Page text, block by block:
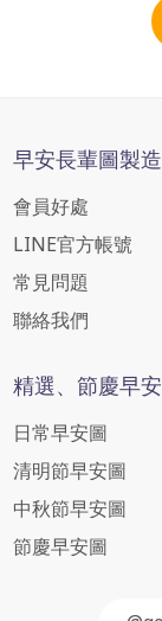
早安長輩圖製
會員好處
LINE官方帳號
常見問題
聯絡我們
精選、節慶早
日常早安圖
清明節早安圖
中秋節早安圖
節慶早安圖